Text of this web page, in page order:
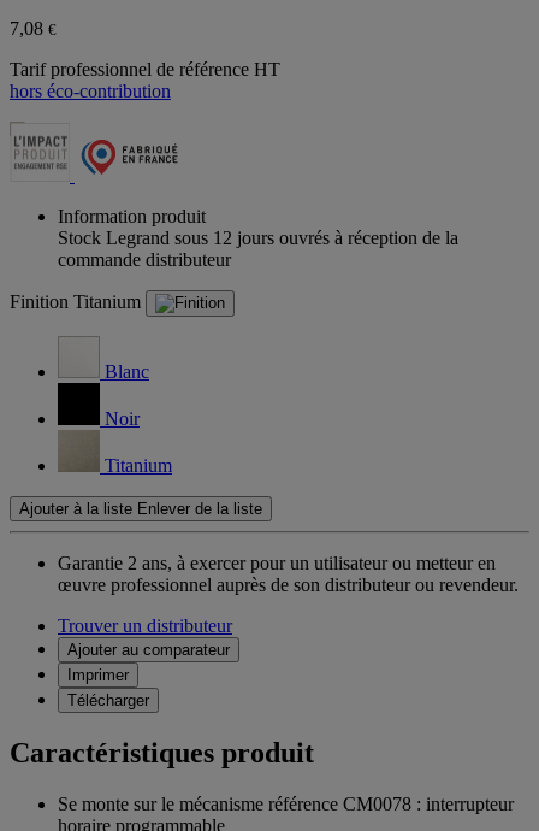
7,08 €
Tarif professionnel de référence HT
hors éco-contribution
Information produit
Stock Legrand sous 12 jours ouvrés à réception de la
commande distributeur
Finition Titanium
Blanc
Noir
Titanium
Ajouter à la liste Enlever de la liste
Garantie 2 ans, à exercer pour un utilisateur ou metteur en
œuvre professionnel auprès de son distributeur ou revendeur.
Trouver un distributeur
Ajouter au comparateur
Imprimer
Télécharger
Caractéristiques produit
Se monte sur le mécanisme référence CM0078 : interrupteur
horaire programmable